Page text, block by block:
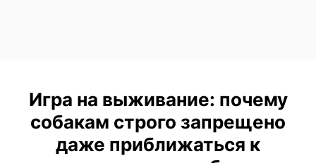
Игра на выживание: почему
собакам строго запрещено
даже приближаться к